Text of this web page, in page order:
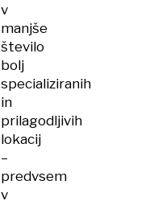
v
manjše
število
bolj
specializiranih
in
prilagodljivih
lokacij
–
predvsem
v